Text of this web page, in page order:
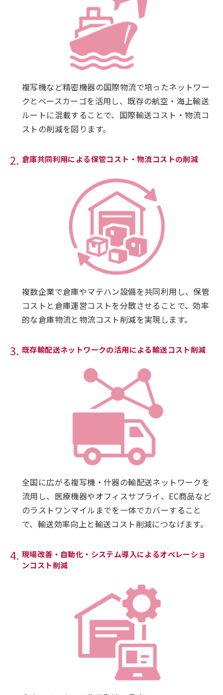
複写機など精密機器の国際物流で培ったネットワー
クとベースカーゴを活用し、既存の航空・海上輸送
ルートに混載することで、国際輸送コスト・物流コ
ストの削減を図ります。
倉庫共同利用による保管コスト・物流コストの削減
複数企業で倉庫やマテハン設備を共同利用し、保管
コストと倉庫運営コストを分散させることで、効率
的な倉庫物流と物流コスト削減を実現します。
既存輸配送ネットワークの活用による輸送コスト削減
全国に広がる複写機・什器の輸配送ネットワークを
流用し、医療機器やオフィスサプライ、EC商品など
のラストワンマイルまでを一体でカバーすること
で、輸送効率向上と輸送コスト削減につなげます。
現場改善・自動化・システム導入によるオペレーショ
ンコスト削減